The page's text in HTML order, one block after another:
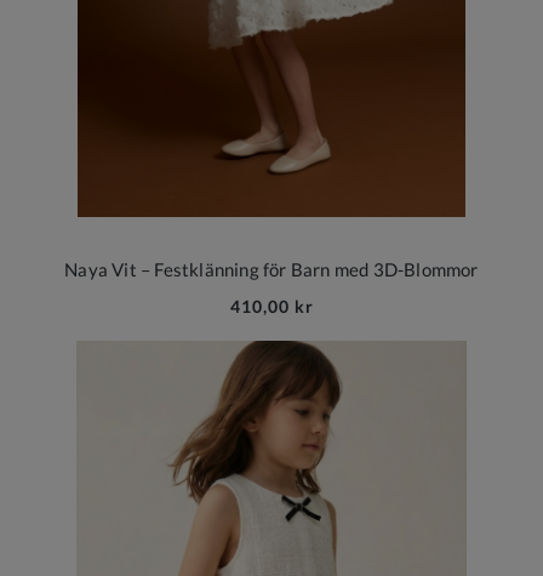
Naya Vit – Festklänning för Barn med 3D-Blommor
410,00 kr